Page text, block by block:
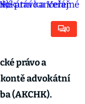
0
právo a
advokátní
(AKCHK).